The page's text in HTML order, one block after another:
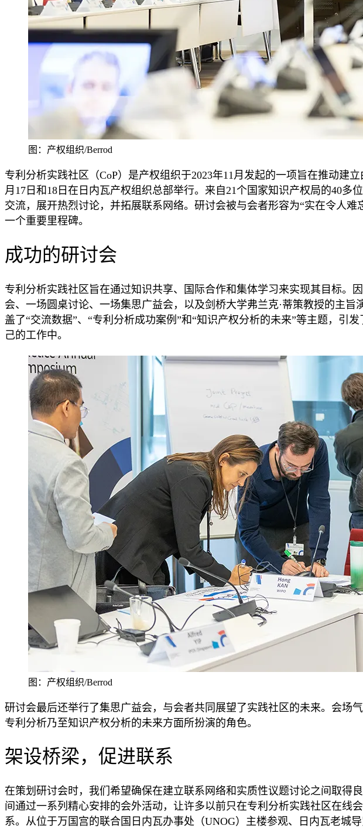
图：产权组织/Berrod
专利分析实践社区（CoP）是产权组织于2023年11月发起的一项旨在推动建
月17日和18日在日内瓦产权组织总部举行。来自21个国家知识产权局的40
交流，展开热烈讨论，并拓展联系网络。研讨会被与会者形容为“实在令人
一个重要里程碑。
成功的研讨会
专利分析实践社区旨在通过知识共享、国际合作和集体学习来实现其目标。
会、一场圆桌讨论、一场集思广益会，以及剑桥大学弗兰克·蒂策教授的主
盖了“交流数据”、“专利分析成功案例”和“知识产权分析的未来”等主题，
己的工作中。
图：产权组织/Berrod
研讨会最后还举行了集思广益会，与会者共同展望了实践社区的未来。会场
专利分析乃至知识产权分析的未来方面所扮演的角色。
架设桥梁，促进联系
在策划研讨会时，我们希望确保在建立联系网络和实质性议题讨论之间取得
间通过一系列精心安排的会外活动，让许多以前只在专利分析实践社区在线
系。从位于万国宫的联合国日内瓦办事处（UNOG）主楼参观、日内瓦老城